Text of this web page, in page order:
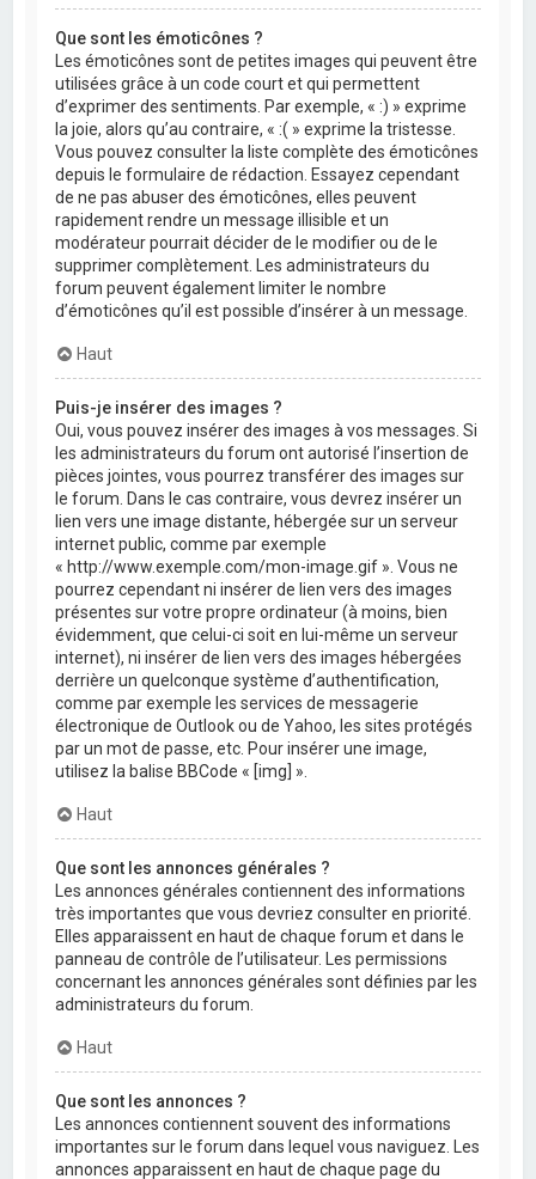
Que sont les émoticônes ?
Les émoticônes sont de petites images qui peuvent être
utilisées grâce à un code court et qui permettent
d’exprimer des sentiments. Par exemple, « :) » exprime
la joie, alors qu’au contraire, « :( » exprime la tristesse.
Vous pouvez consulter la liste complète des émoticônes
depuis le formulaire de rédaction. Essayez cependant
de ne pas abuser des émoticônes, elles peuvent
rapidement rendre un message illisible et un
modérateur pourrait décider de le modifier ou de le
supprimer complètement. Les administrateurs du
forum peuvent également limiter le nombre
d’émoticônes qu’il est possible d’insérer à un message.
Haut
Puis-je insérer des images ?
Oui, vous pouvez insérer des images à vos messages. Si
les administrateurs du forum ont autorisé l’insertion de
pièces jointes, vous pourrez transférer des images sur
le forum. Dans le cas contraire, vous devrez insérer un
lien vers une image distante, hébergée sur un serveur
internet public, comme par exemple
« http://www.exemple.com/mon-image.gif ». Vous ne
pourrez cependant ni insérer de lien vers des images
présentes sur votre propre ordinateur (à moins, bien
évidemment, que celui-ci soit en lui-même un serveur
internet), ni insérer de lien vers des images hébergées
derrière un quelconque système d’authentification,
comme par exemple les services de messagerie
électronique de Outlook ou de Yahoo, les sites protégés
par un mot de passe, etc. Pour insérer une image,
utilisez la balise BBCode « [img] ».
Haut
Que sont les annonces générales ?
Les annonces générales contiennent des informations
très importantes que vous devriez consulter en priorité.
Elles apparaissent en haut de chaque forum et dans le
panneau de contrôle de l’utilisateur. Les permissions
concernant les annonces générales sont définies par les
administrateurs du forum.
Haut
Que sont les annonces ?
Les annonces contiennent souvent des informations
importantes sur le forum dans lequel vous naviguez. Les
annonces apparaissent en haut de chaque page du